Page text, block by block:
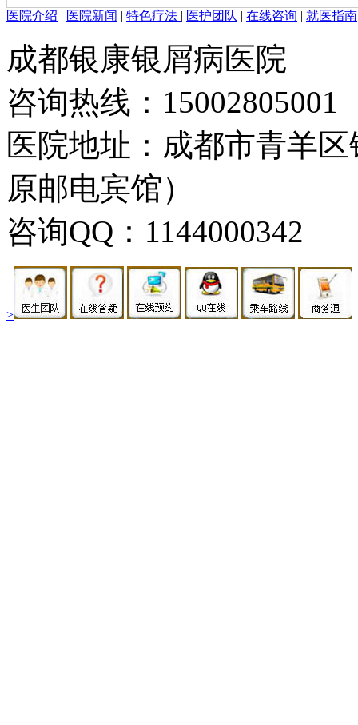
医院介绍 | 医院新闻 | 特色疗法 | 医护团队 | 在线咨询 | 就医指南
成都银康银屑病医院
咨询热线：15002805001
医院地址：成都市青羊
原邮电宾馆）
咨询QQ：1144000342
>